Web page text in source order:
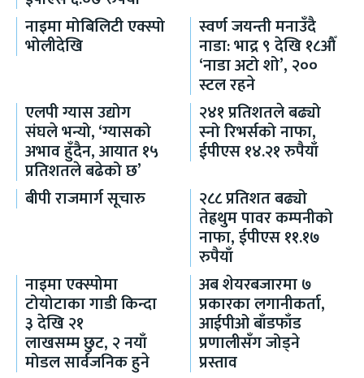
नाइमा मोबिलिटी एक्स्पो
भोलीदेखि
स्वर्ण जयन्ती मनाउँदै
नाडा: भाद्र ९ देखि १८औँ
‘नाडा अटो शो’, २००
स्टल रहने
एलपी ग्यास उद्योग
संघले भन्यो, ‘ग्यासको
अभाव हुँदैन, आयात १५
प्रतिशतले बढेको छ’
२४१ प्रतिशतले बढ्यो
स्नो रिभर्सको नाफा,
ईपीएस १४.२१ रुपैयाँ
बीपी राजमार्ग सूचारु
२८८ प्रतिशत बढ्यो
तेह्रथुम पावर कम्पनीको
नाफा, ईपीएस ११.१७
रुपैयाँ
नाइमा एक्स्पोमा
टोयोटाका गाडी किन्दा
३ देखि २१
लाखसम्म छुट, २ नयाँ
मोडल सार्वजनिक हुने
अब शेयरबजारमा ७
प्रकारका लगानीकर्ता,
आईपीओ बाँडफाँड
प्रणालीसँग जोड्ने
प्रस्ताव